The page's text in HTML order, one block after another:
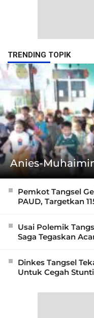
TRENDING TOPIK
Anies-
Pemkot Tangsel
PAUD, Targetkan
Usai Polemik
Saga Tegaskan
Dinkes Tangsel
Untuk Cegah